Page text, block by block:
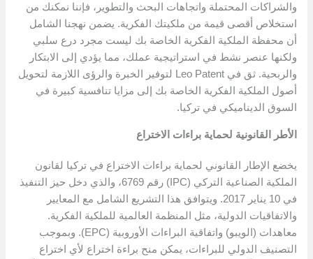
والشراكات المحتملة واتجاهات البحث والتطوير، فإننا نمكنك من
استخلاص أقصى قيمة من ملكيتك الفكرية. يضمن نهجنا الشامل
أن محفظة الملكية الفكرية الخاصة بك ليست مجرد درع سلبي
ولكنها عنصر نشط في استراتيجية عملك، مما يؤدي إلى الابتكار
والربحية. ثق في Leo Patent لتوفير الخبرة والرؤى اللازمة لتحويل
أصول الملكية الفكرية الخاصة بك إلى مزايا تنافسية كبيرة في
السوق الديناميكي في تركيا.
الأطر القانونية لحماية براءات الاختراع
يخضع الإطار القانوني لحماية براءات الاختراع في تركيا لقانون
الملكية الصناعية التركي (IPC) رقم 6769، والذي دخل حيز التنفيذ
في 10 يناير 2017. ويتوافق هذا التشريع الشامل مع المعايير
والاتفاقيات الدولية، مثل المنظمة العالمية للملكية الفكرية.
معاهدات (الويبو) واتفاقية البراءات الأوروبية (EPC). وبموجب
التصنيف الدولي للبراءات، يمكن منح براءة اختراع لأي اختراع